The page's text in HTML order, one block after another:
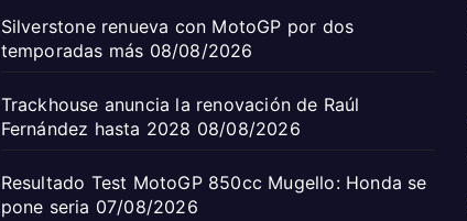
Silverstone renueva con MotoGP por dos
temporadas más 08/08/2026
Trackhouse anuncia la renovación de Raúl
Fernández hasta 2028 08/08/2026
Resultado Test MotoGP 850cc Mugello: Honda se
pone seria 07/08/2026